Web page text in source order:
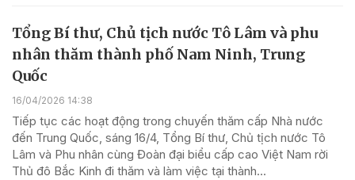
Tổng Bí thư, Chủ tịch nước Tô Lâm và phu
nhân thăm thành phố Nam Ninh, Trung
Quốc
16/04/2026 14:38
Tiếp tục các hoạt động trong chuyến thăm cấp Nhà nước
đến Trung Quốc, sáng 16/4, Tổng Bí thư, Chủ tịch nước Tô
Lâm và Phu nhân cùng Đoàn đại biểu cấp cao Việt Nam rời
Thủ đô Bắc Kinh đi thăm và làm việc tại thành...